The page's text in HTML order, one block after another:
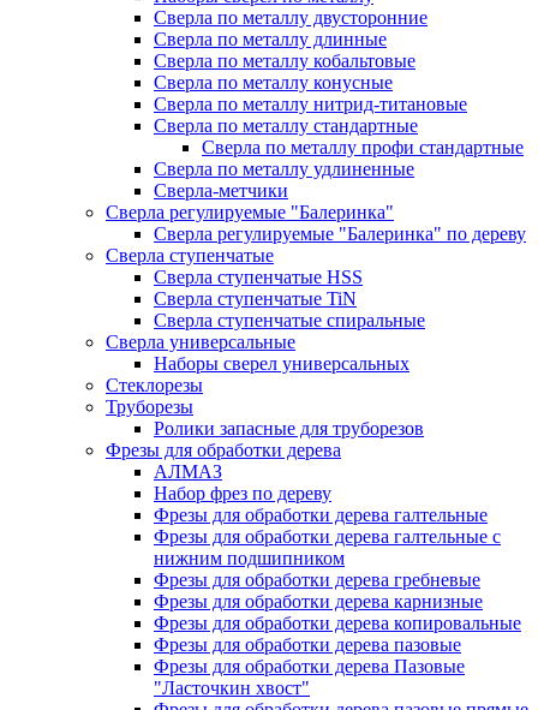
Сверла по металлу двусторонние
Сверла по металлу длинные
Сверла по металлу кобальтовые
Сверла по металлу конусные
Сверла по металлу нитрид-титановые
Сверла по металлу стандартные
Сверла по металлу профи стандартные
Сверла по металлу удлиненные
Сверла-метчики
Сверла регулируемые "Балеринка"
Сверла регулируемые "Балеринка" по дереву
Сверла ступенчатые
Сверла ступенчатые HSS
Сверла ступенчатые TiN
Сверла ступенчатые спиральные
Сверла универсальные
Наборы сверел универсальных
Стеклорезы
Труборезы
Ролики запасные для труборезов
Фрезы для обработки дерева
АЛМАЗ
Набор фрез по дереву
Фрезы для обработки дерева галтельные
Фрезы для обработки дерева галтельные с
нижним подшипником
Фрезы для обработки дерева гребневые
Фрезы для обработки дерева карнизные
Фрезы для обработки дерева копировальные
Фрезы для обработки дерева пазовые
Фрезы для обработки дерева Пазовые
"Ласточкин хвост"